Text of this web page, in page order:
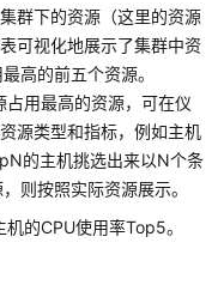
群下的资源（这里的资源
可视化地展示了集群中资
高的前五个资源。
用最高的资源，可在仪
源类型和指标，例如主机
的主机挑选出来以N个条
则按照实际资源展示。
的CPU使用率Top5。